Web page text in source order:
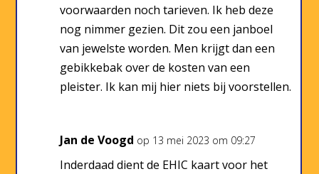
voorwaarden noch tarieven. Ik heb deze
nog nimmer gezien. Dit zou een janboel
van jewelste worden. Men krijgt dan een
gebikkebak over de kosten van een
pleister. Ik kan mij hier niets bij voorstellen.
Jan de Voogd op 13 mei 2023 om 09:27
Inderdaad dient de EHIC kaart voor het